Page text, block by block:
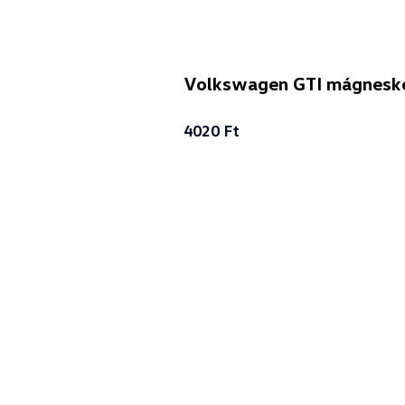
Volkswagen GTI
4020 Ft